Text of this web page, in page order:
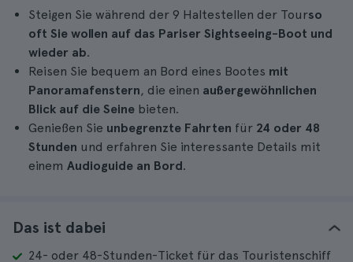
Steigen Sie während der 9 Haltestellen der Tourso
oft Sie wollen auf das Pariser Sightseeing-Boot und
wieder ab.
Reisen Sie bequem an Bord eines Bootes mit
Panoramafenstern, die einen außergewöhnlichen
Blick auf die Seine bieten.
Genießen Sie unbegrenzte Fahrten für 24 oder 48
Stunden und erfahren Sie interessante Details mit
einem Audioguide an Bord.
Das ist dabei
24- oder 48-Stunden-Ticket für das Touristenschiff